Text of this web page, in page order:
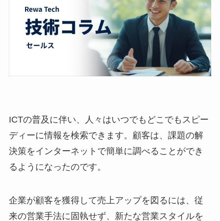
ICTの普及に伴い、人々はいつでもどこでもスピー
ディーに情報を検索できます。顧客は、課題の解
決策をインターネットで簡単に調べることができ
るようになったのです。
企業が顧客を獲得して売上アップを図るには、従
来の営業手法に固執せず、新たな営業スタイルを